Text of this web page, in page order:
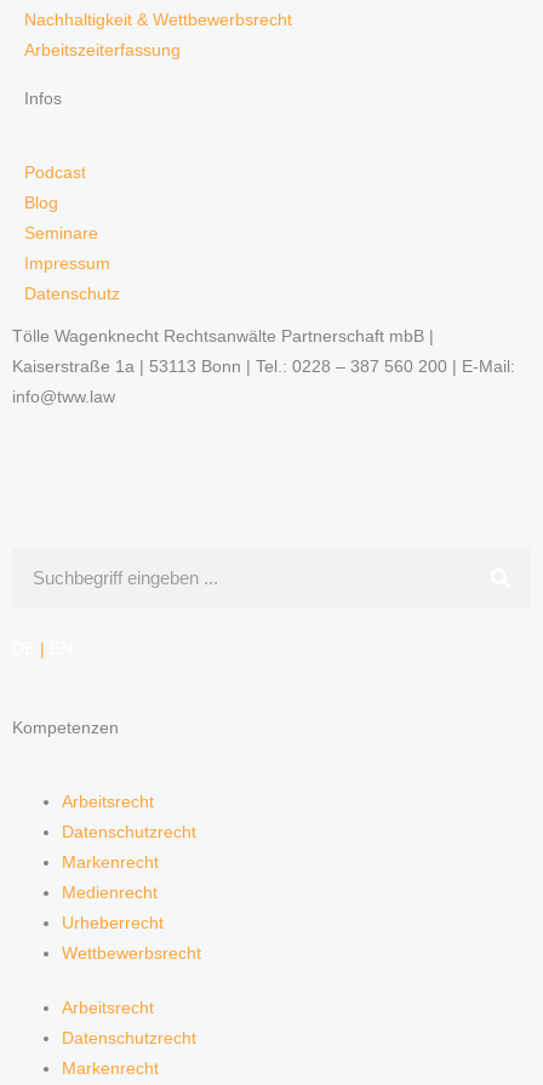
Nachhaltigkeit & Wettbewerbsrecht
Arbeitszeiterfassung
Infos
Podcast
Blog
Seminare
Impressum
Datenschutz
Tölle Wagenknecht Rechtsanwälte Partnerschaft mbB |
Kaiserstraße 1a | 53113 Bonn | Tel.: 0228 – 387 560 200 | E-Mail:
info@tww.law
Kompetenzen
Arbeitsrecht
Datenschutzrecht
Markenrecht
Medienrecht
Urheberrecht
Wettbewerbsrecht
Arbeitsrecht
Datenschutzrecht
Markenrecht